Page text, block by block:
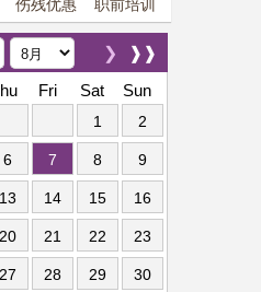
伤残优惠 职前培训
❱❱
❯
Fri Sat Sun
1 2
6 7 8 9
13 14 15 16
20 21 22 23
27 28 29 30